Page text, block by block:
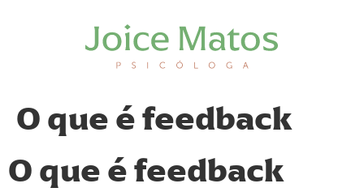
O que é feedback
O que é feedback